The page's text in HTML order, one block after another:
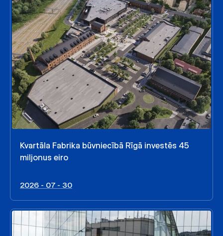
Kvartāla Fabrika būvniecībā Rīgā investēs 45
miljonus eiro
2026 - 07 - 30